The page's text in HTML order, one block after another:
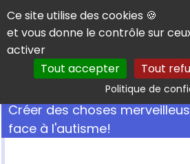
Panneau de gestion des cookies
Ce site utilise des cookies 🍪
et vous donne le contrôle sur
activer
Tout accepter
Tout
Politique de
Créer des choses
face à l'autisme!